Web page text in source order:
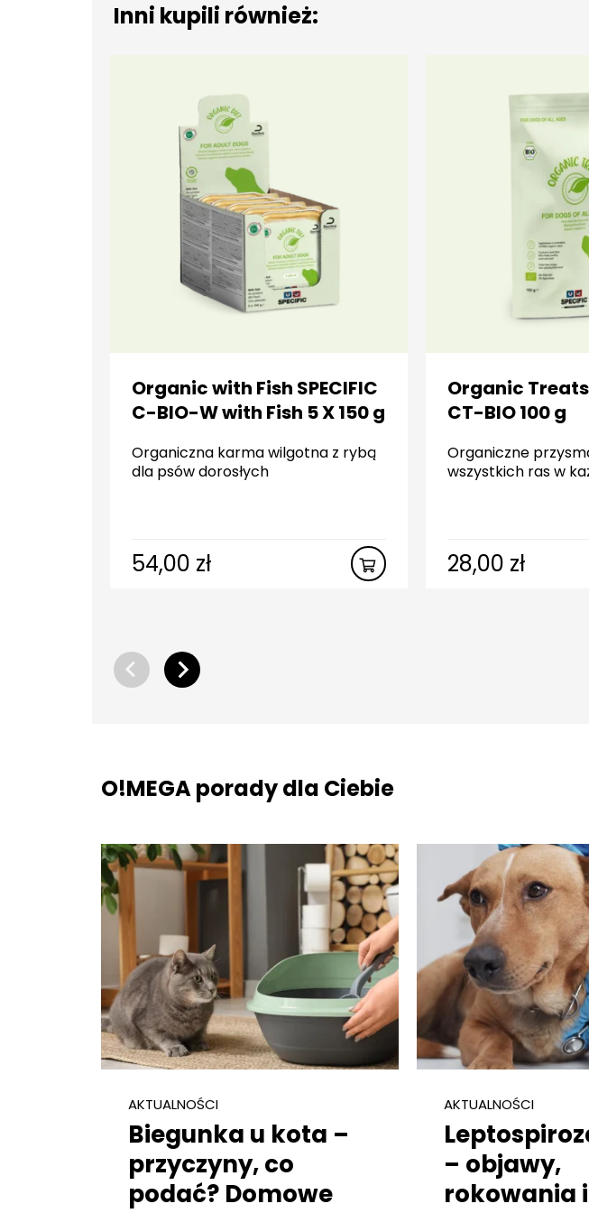
Inni kupili również:
Organic with Fish SPECIFIC
C-BIO-W with Fish 5 X 150 g
Organiczna karma wilgotna z rybą
dla psów dorosłych
54,00 zł
Organic Treats
CT-BIO 100 g
Organiczne
wszystkich ras w
28,00 zł
O!MEGA porady dla Ciebie
AKTUALNOŚCI
Biegunka u kota –
przyczyny, co
podać? Domowe
AKTUALNOŚCI
– objawy,
rokowania i